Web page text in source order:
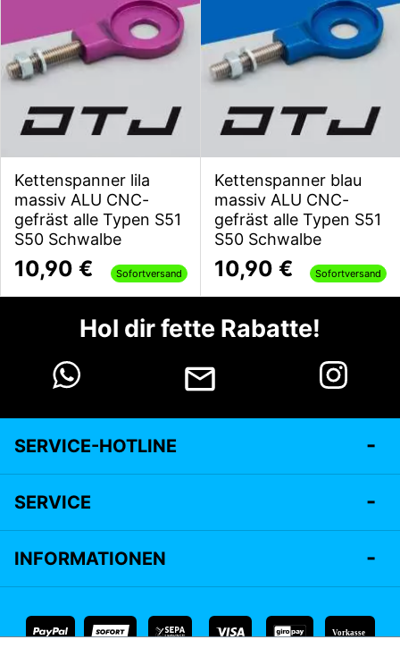
Kettenspanner lila
massiv ALU CNC-
gefräst alle Typen S51
S50 Schwalbe
10,90 € Sofortversand
Kettenspanner blau
massiv ALU CNC-
gefräst alle Typen S51
S50 Schwalbe
10,90 € Sofortversand
Hol dir fette Rabatte!
SERVICE-HOTLINE
SERVICE
INFORMATIONEN
Vorkasse